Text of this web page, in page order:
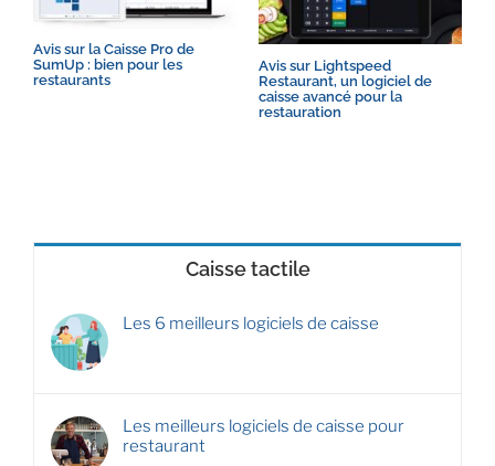
Avis sur la Caisse Pro de
SumUp : bien pour les
restaurants
Avis sur Lightspeed
Restaurant, un logiciel de
caisse avancé pour la
restauration
Caisse tactile
Les 6 meilleurs logiciels de caisse
Les meilleurs logiciels de caisse pour
restaurant